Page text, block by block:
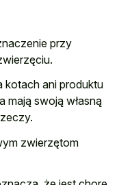
przy
kotach ani produktu
mają swoją własną
zwierzętom